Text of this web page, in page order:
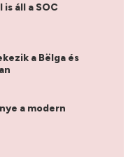
áll a SOC
a Bëlga és
a modern